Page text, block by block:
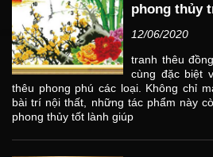
phong thủy
12/06/2020
tranh thêu
cùng đặc biệt
thêu phong phú các loại. Không chỉ
bài trí nội thất, những tác phẩm này
phong thủy tốt lành giúp